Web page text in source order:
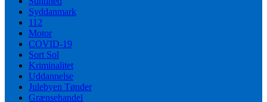
Syddanmark
112
Motor
COVID-19
Sort Sol
Kriminalitet
Uddannelse
Julebyen Tønder
Grænsehandel